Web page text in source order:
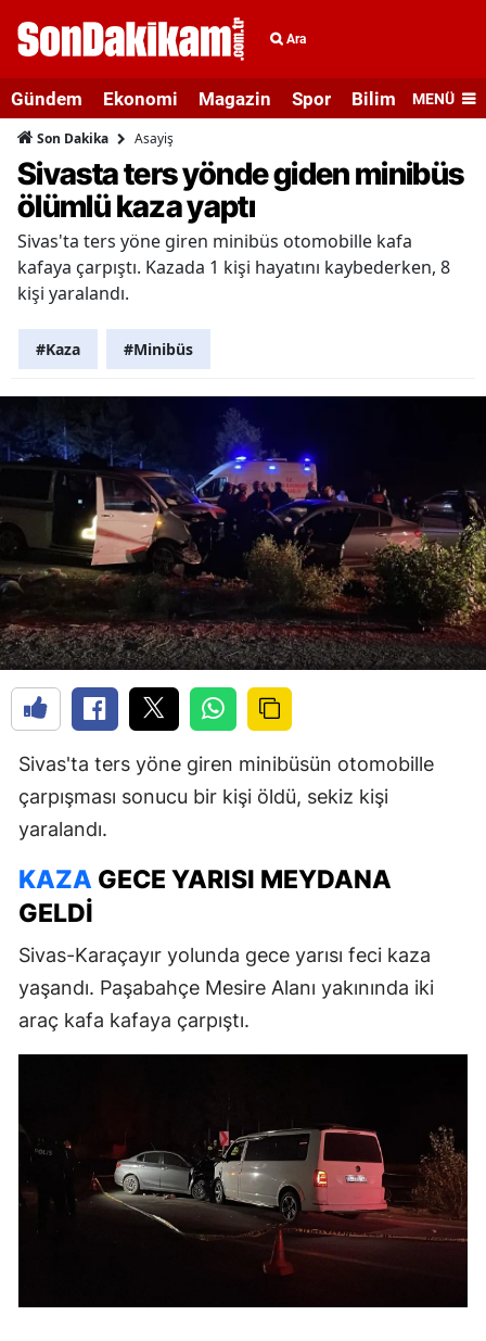
Ara
Gündem Ekonomi Magazin Spor Bilim veMENÜ
Son Dakika Asayiş
Sivasta ters yönde giden minibüs
ölümlü kaza yaptı
Sivas'ta ters yöne giren minibüs otomobille kafa
kafaya çarpıştı. Kazada 1 kişi hayatını kaybederken, 8
kişi yaralandı.
#Kaza #Minibüs
Sivas'ta ters yöne giren minibüsün otomobille
çarpışması sonucu bir kişi öldü, sekiz kişi
yaralandı.
KAZA GECE YARISI MEYDANA
GELDI
Sivas-Karaçayır yolunda gece yarısı feci kaza
yaşandı. Paşabahçe Mesire Alanı yakınında iki
araç kafa kafaya çarpıştı.